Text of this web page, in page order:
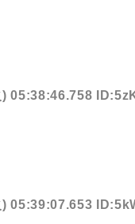
05:38:46.758
) 05:39:07.653